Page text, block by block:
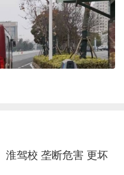
淮驾校 垄断危害 更坏